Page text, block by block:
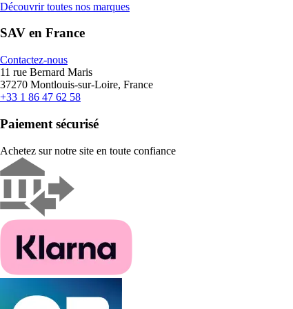
Découvrir toutes nos marques
SAV en France
Contactez-nous
11 rue Bernard Maris
37270 Montlouis-sur-Loire, France
+33 1 86 47 62 58
Paiement sécurisé
Achetez sur notre site en toute confiance